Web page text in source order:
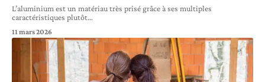
L’aluminium est un matériau très prisé grâce à ses multiples
caractéristiques plutôt…
11 mars 2026